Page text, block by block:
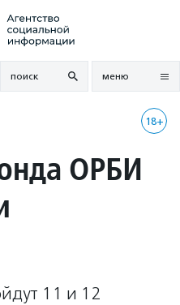
поиск меню
18+
ОРБИ
11 и 12